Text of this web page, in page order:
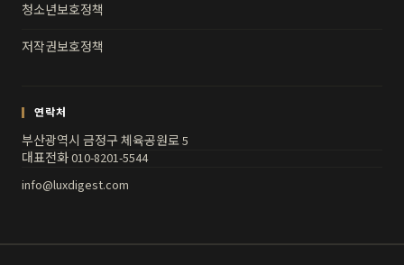
청소년보호정책
저작권보호정책
연락처
부산광역시 금정구 체육공원로 5
대표전화 010-8201-5544
info@luxdigest.com